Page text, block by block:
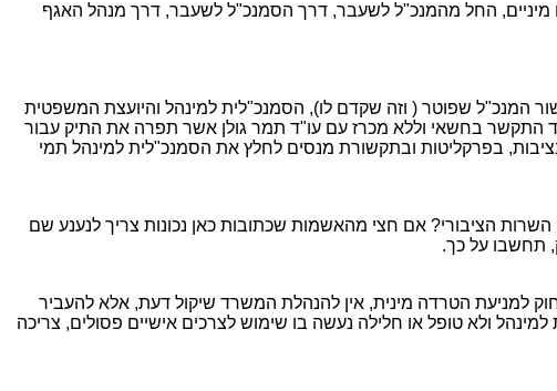
מיניים, החל מהמנכ"ל לשעבר, דרך הסמנכ"ל לשעבר, דרך מנהל האגף
המנכ"ל שפוטר ( וזה שקדם לו), הסמנכ"לית למינהל והיועצת המשפטית
התקשר בחשאי וללא מכרז עם עו"ד תמר גולן אשר תפרה את התיק עבור
בפרקליטות ובתקשורת מנסים לחלץ את הסמנכ"לית למינהל תמי
הציבורי? אם חצי מהאשמות שכתובות כאן נכונות צריך לנענע שם
תחשבו על כך.
למניעת הטרדה מינית, אין להנהלת המשרד שיקול דעת, אלא להעביר
ולא טופל או חלילה נעשה בו שימוש לצרכים אישיים פסולים, צריכה